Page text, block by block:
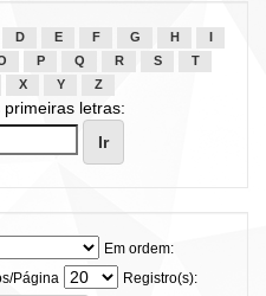
D E F G H
P Q R S
T
X Y Z
letras:
Em ordem:
Página
Registro(s):